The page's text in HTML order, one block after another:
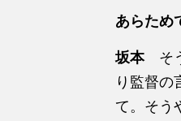
あらため
坂本 そ
り監督の
て。そう